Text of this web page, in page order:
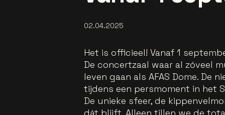
02.04.2025
Het is officieel! Vanaf 1
De concertzaal waar al zóveel
leven gaan als AFAS Dome. De
tijdens een persmoment in het
De unieke sfeer, de
dát blijft. Alleen tillen we de